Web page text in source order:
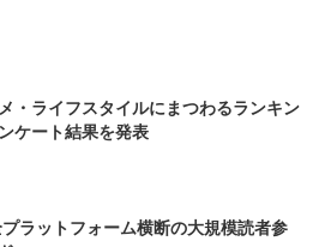
・ライフスタイルにまつわるランキン
ケート結果を発表
ラットフォーム横断の大規模読者参